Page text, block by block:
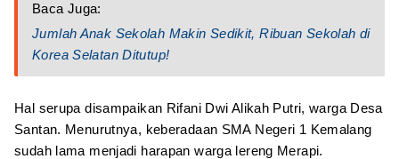
Baca Juga:
Jumlah Anak Sekolah Makin Sedikit, Ribuan Sekolah di
Korea Selatan Ditutup!
Hal serupa disampaikan Rifani Dwi Alikah Putri, warga Desa
Santan. Menurutnya, keberadaan SMA Negeri 1 Kemalang
sudah lama menjadi harapan warga lereng Merapi.